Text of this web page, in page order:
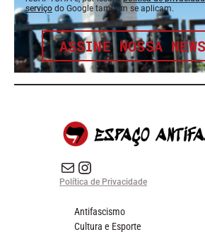
serviço do Google também se aplicam.
ASSINE NOSSA
E-mail Instagram do Espaço Antifascista
Política de Privacidade
Antifascismo
Cultura e Esporte